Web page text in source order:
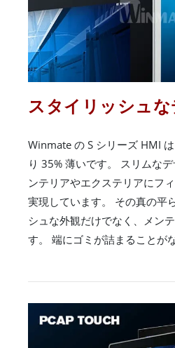
スタイリッシュ
Winmate の S シリーズ HMI
り 35% 薄いです。 スリムな
ンテリアやエクステリアにフ
実現しています。 その真の平
シュな外観だけでなく、メン
す。 端にゴミが詰まることが